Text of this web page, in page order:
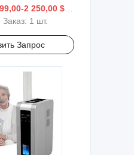
Пем,
2 250,00 $
1 шт.
Запрос